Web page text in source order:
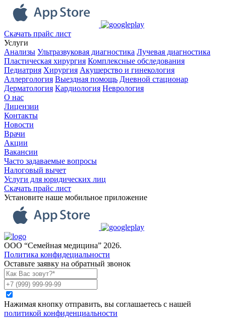
Скачать прайс лист
Услуги
Анализы Ультразвуковая диагностика Лучевая диагностика
Пластическая хирургия Комплексные обследования
Педиатрия Хирургия Акушерство и гинекология
Аллергология Выездная помощь Дневной стационар
Дерматология Кардиология Неврология
О нас
Лицензии
Контакты
Новости
Врачи
Акции
Вакансии
Часто задаваемые вопросы
Налоговый вычет
Услуги для юридических лиц
Скачать прайс лист
Установите наше мобильное приложение
ООО “Семейная медицина” 2026.
Политика конфидециальности
Оставьте заявку на обратный звонок
Нажимая кнопку отправить, вы соглашаетесь с нашей
политикой конфиденциальности